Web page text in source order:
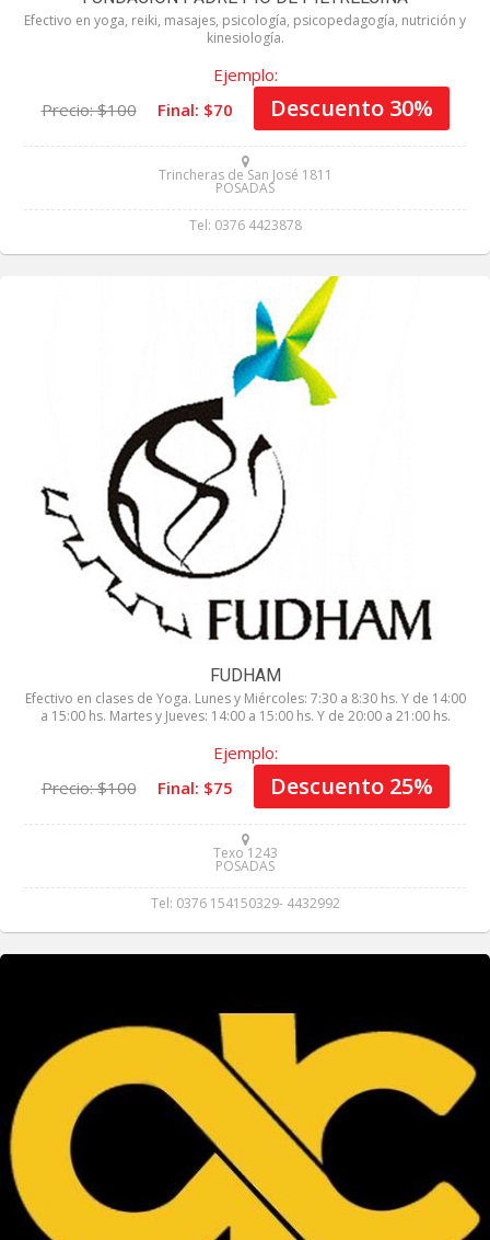
Entretenimiento
Servicios
Eventos
Efectivo en yoga, reiki, masajes, psicología, psicopedagogía, nutrición y
kinesiología.
Ejemplo:
Precio: $100
Final: $70 Descuento 30%
Trincheras de San José 1811
POSADAS
Tel: 0376 4423878
FUDHAM
Efectivo en clases de Yoga. Lunes y Miércoles: 7:30 a 8:30 hs. Y de 14:00
a 15:00 hs. Martes y Jueves: 14:00 a 15:00 hs. Y de 20:00 a 21:00 hs.
Ejemplo:
Precio: $100
Final: $75 Descuento 25%
Texo 1243
POSADAS
Tel: 0376 154150329- 4432992